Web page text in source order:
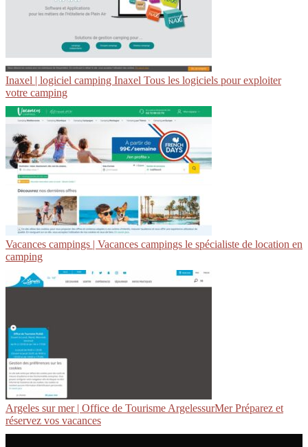
Inaxel | logiciel camping Inaxel Tous les logiciels pour exploiter
votre camping
Vacances campings | Vacances campings le spécialiste de location en
camping
Argeles sur mer | Office de Tourisme ArgelessurMer Préparez et
réservez vos vacances